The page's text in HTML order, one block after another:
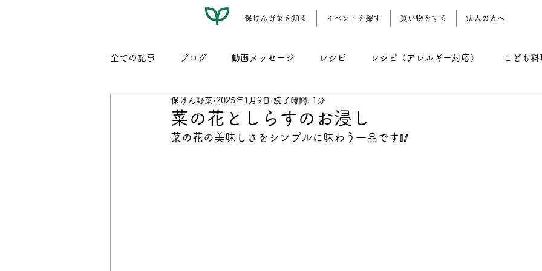
保けん野菜を知る イベントを探す 買い物をする 法人の方へ
全ての記事 ブログ 動画メッセージ レシピ レシピ（アレルギー対応） こども料
レシピ（名もなき我が家料理） レシピ（野菜おやつ）
菜の花としらすのお浸し
保けん野菜 2025年1月9日 読了時間: 1分
菜の花の美味しさをシンプルに味わう一品です🥢